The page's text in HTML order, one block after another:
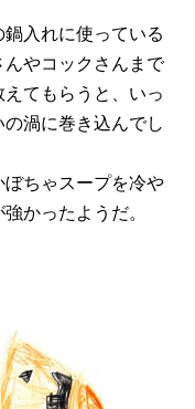
入れに使っている
やコックさんまで
てもらうと、いっ
渦に巻き込んでし
ちゃスープを冷や
かったようだ。